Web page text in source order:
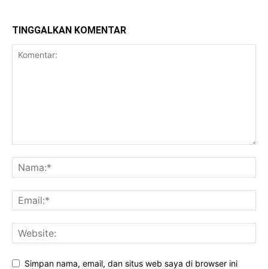
TINGGALKAN KOMENTAR
Simpan nama, email, dan situs web saya di browser ini